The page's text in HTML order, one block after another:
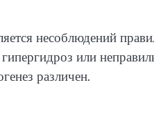
несоблюдений
или
различен.